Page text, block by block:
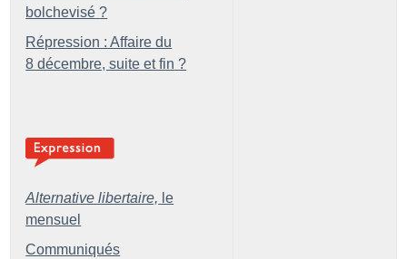
bolchevisé ?
Répression : Affaire du
8 décembre, suite et fin ?
Alternative libertaire, le
mensuel
Communiqués